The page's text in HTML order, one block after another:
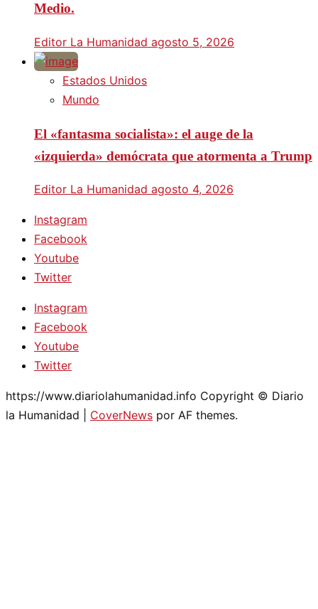
Medio.
Editor La Humanidad agosto 5, 2026
Estados Unidos
Mundo
El «fantasma socialista»: el auge de la
«izquierda» demócrata que atormenta a Trump
Editor La Humanidad agosto 4, 2026
Instagram
Facebook
Youtube
Twitter
Instagram
Facebook
Youtube
Twitter
https://www.diariolahumanidad.info Copyright © Diario
la Humanidad
CoverNews por AF themes.